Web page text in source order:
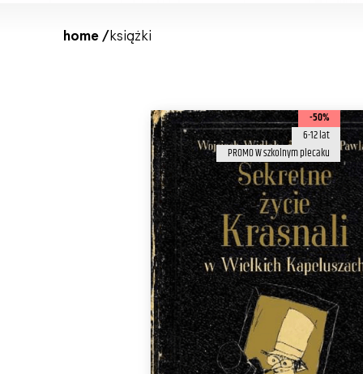
home / książki
-50%
6-12 lat
PROMO W szkolnym plecaku